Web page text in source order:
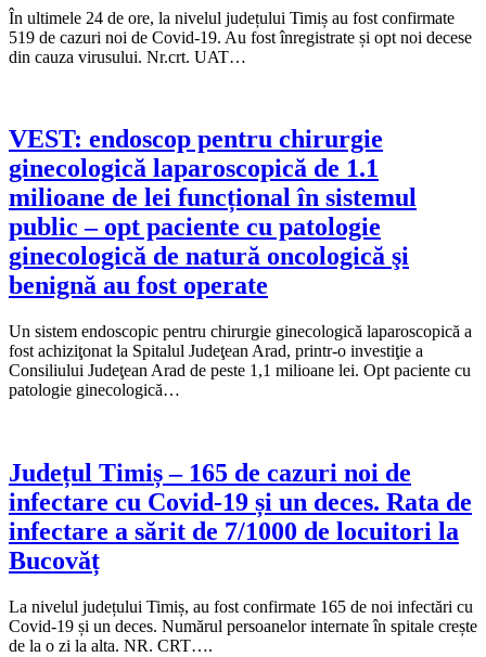
În ultimele 24 de ore, la nivelul județului Timiș au fost confirmate
519 de cazuri noi de Covid-19. Au fost înregistrate și opt noi decese
din cauza virusului. Nr.crt. UAT…
VEST: endoscop pentru chirurgie
ginecologică laparoscopică de 1.1
milioane de lei funcțional în sistemul
public – opt paciente cu patologie
ginecologică de natură oncologică şi
benignă au fost operate
Un sistem endoscopic pentru chirurgie ginecologică laparoscopică a
fost achiziţonat la Spitalul Judeţean Arad, printr-o investiţie a
Consiliului Judeţean Arad de peste 1,1 milioane lei. Opt paciente cu
patologie ginecologică…
Județul Timiș – 165 de cazuri noi de
infectare cu Covid-19 și un deces. Rata de
infectare a sărit de 7/1000 de locuitori la
Bucovăț
La nivelul județului Timiș, au fost confirmate 165 de noi infectări cu
Covid-19 și un deces. Numărul persoanelor internate în spitale crește
de la o zi la alta. NR. CRT….